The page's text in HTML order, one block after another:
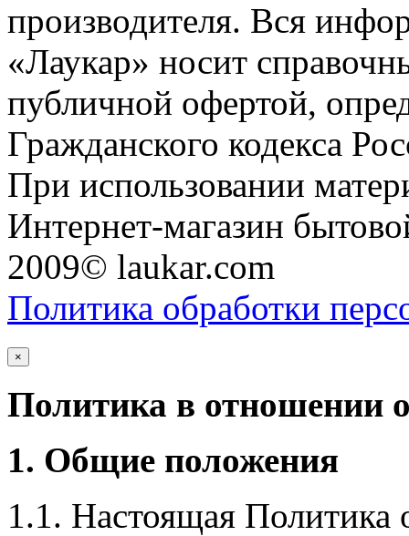
производителя. Вся
«Лаукар» носит
публичной офертой,
Гражданского кодекса
При использовании
Интернет-магазин
2009© laukar.com
Политика обработки
×
Политика в отношении
1. Общие положения
1.1. Настоящая Политика